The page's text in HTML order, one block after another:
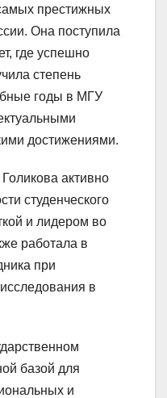
престижных
Она поступила
где успешно
степень
годы в МГУ
достижениями.
активно
студенческого
и лидером во
работала в
при
в
базой для
и